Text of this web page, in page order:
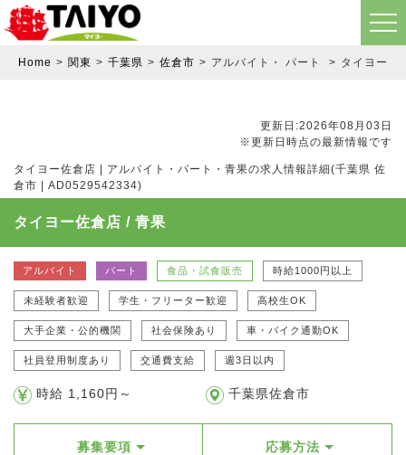
Home 関東 千葉県 佐倉市 アルバイト・ パート タイヨー佐
更新日:2026年08月03日
※更新日時点の最新情報です
タイヨー佐倉店 | アルバイト・パート・青果の求人情報詳細(千葉県 佐
倉市 | AD0529542334)
タイヨー佐倉店 / 青果
アルバイト パート 食品・試食販売 時給1000円以上
未経験者歓迎 学生・フリーター歓迎 高校生OK
大手企業・公的機関 社会保険あり 車・バイク通勤OK
社員登用制度あり 交通費支給 週3日以内
時給 1,160円～ 千葉県佐倉市
募集要項 応募方法